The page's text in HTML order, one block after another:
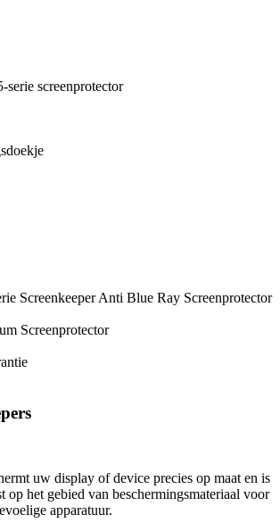
serie screenprotector
Screenkeeper Anti Blue Ray Screenprotector
Screenprotector
uw display of device precies op maat en is
op het gebied van beschermingsmateriaal voor
apparatuur.